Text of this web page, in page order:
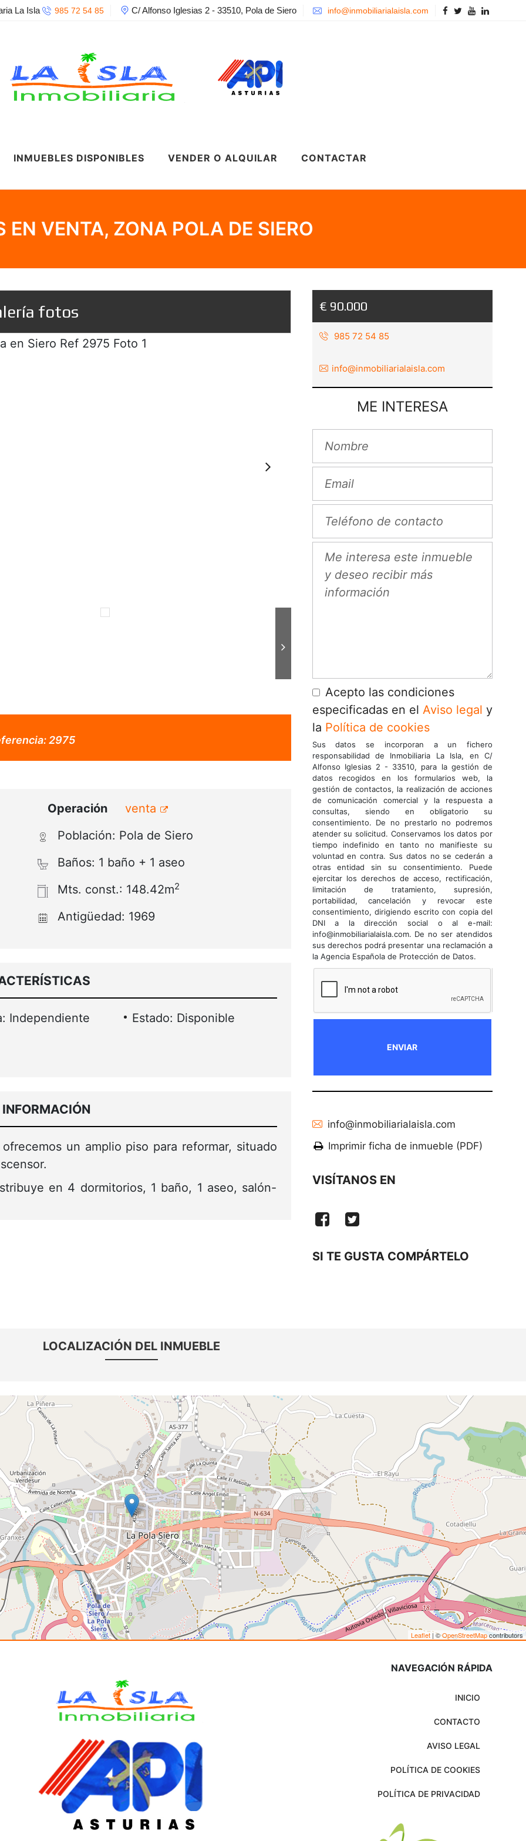
La Isla 985 72 54 85 C/ Alfonso Iglesias 2 - 33510, Pola de Siero info@inmobiliarialaisla.com
INMUEBLES DISPONIBLES VENDER O ALQUILAR CONTACTAR
EN VENTA, ZONA POLA DE SIERO
fotos
Next
2975
Operación
venta
Población: Pola de Siero
Baños: 1 baño + 1 aseo
Mts. const.: 148.42m2
Antigüedad: 1969
Independiente Estado: Disponible
un amplio piso para reformar, situado
en 4 dormitorios, 1 baño, 1 aseo, salón-
€ 90.000
985 72 54 85
info@inmobiliarialaisla.com
ME INTERESA
Acepto las condiciones
especificadas en el Aviso legal y
la Política de cookies
Sus datos se incorporan a un fichero
responsabilidad de Inmobiliaria La Isla, en C/
Alfonso Iglesias 2 - 33510, para la gestión de
datos recogidos en los formularios web, la
gestión de contactos, la realización de acciones
de comunicación comercial y la respuesta a
consultas, siendo en obligatorio su
consentimiento. De no prestarlo no podremos
atender su solicitud. Conservamos los datos por
tiempo indefinido en tanto no manifieste su
voluntad en contra. Sus datos no se cederán a
otras entidad sin su consentimiento. Puede
ejercitar los derechos de acceso, rectificación,
limitación de tratamiento, supresión,
portabilidad, cancelación y revocar este
consentimiento, dirigiendo escrito con copia del
DNI a la dirección social o al e-mail:
info@inmobiliarialaisla.com. De no ser atendidos
sus derechos podrá presentar una reclamación a
la Agencia Española de Protección de Datos.
info@inmobiliarialaisla.com
Imprimir ficha de inmueble (PDF)
VISÍTANOS EN
SI TE GUSTA COMPÁRTELO
LOCALIZACIÓN DEL INMUEBLE
Leaflet| ©OpenStreetMapcontributors
NAVEGACIÓN RÁPIDA
INICIO
CONTACTO
AVISO LEGAL
POLÍTICA DE COOKIES
POLÍTICA DE PRIVACIDAD